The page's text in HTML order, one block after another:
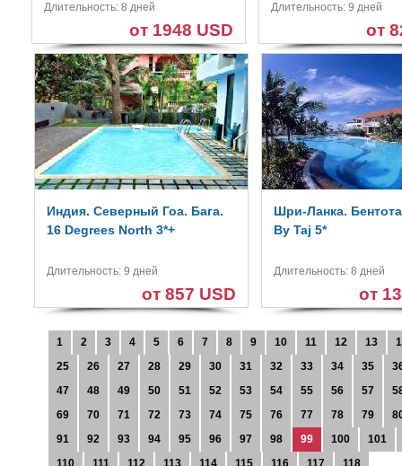
Длительность: 8 дней
от 1948 USD
Длительность: 9 дней
от
Индия. Северный Гоа. Бага.
16 Degrees North 3*+
Длительность: 9 дней
от 857 USD
Шри-Ланка.
By Taj 5*
Длительность: 8 дней
от
1 2 3 4 5 6 7 8 9 10 11 12 13
25
26 27 28 29 30 31 32 33 34 35
47
48 49 50 51 52 53 54 55 56 57
69
70 71 72 73 74 75 76 77 78 79
91
92 93 94 95 96 97 98 99 100
101
110
111 112 113 114 115 116 117 118